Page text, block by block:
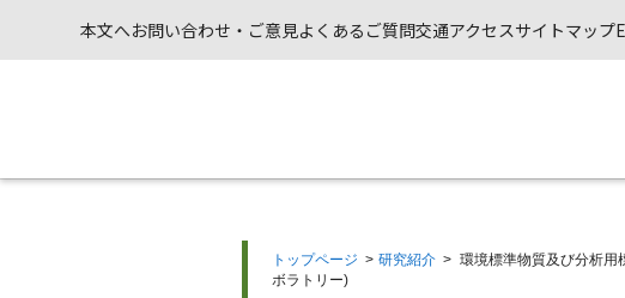
本文へお問い合わせ・ご意見よくあるご質問交通アクセスサイトマップ
トップページ > 研究紹介 > 環境標準物質及び分析用
ボラトリー)